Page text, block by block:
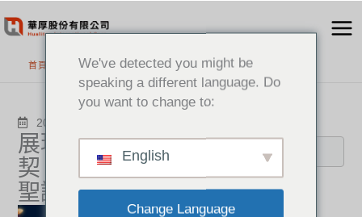
至
首頁 最新消息
2025-12-24
展現最佳團隊默
契：華厚 2025
聖誕活動
搜尋
分類
We've detected you might be
speaking a different language. Do
you want to change to:
English
Change Language